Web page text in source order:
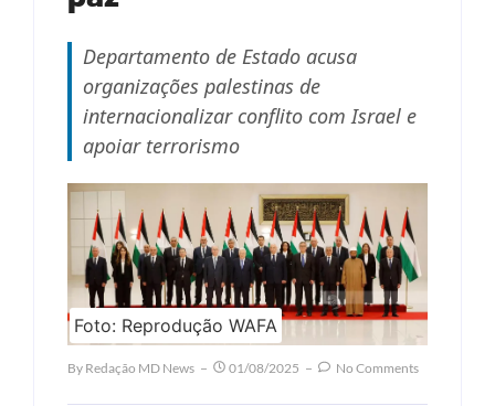
Departamento de Estado acusa
organizações palestinas de
internacionalizar conflito com Israel e
apoiar terrorismo
Foto: Reprodução WAFA
By Redação MD News 01/08/2025 No Comments